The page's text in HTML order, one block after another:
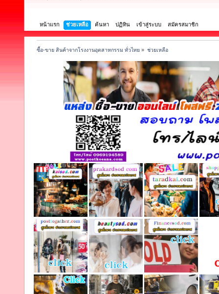
หน้าแรก ช่วยเหลือ ค้นหา ปฏิทิน เข้าสู่ระบบ สมัครสมาชิก
ซื้อ-ขาย สินค้าจากโรงงานอุตสาหกรรม ทั่วไทย » ช่วยเหลือ